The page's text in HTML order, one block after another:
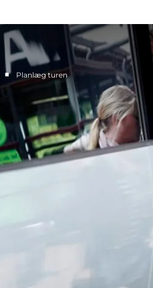
■ Planlæg turen